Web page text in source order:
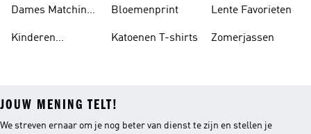
Dames Matching
Kinderen
Bloemenprint
Katoenen T-shirts
Lente Favorieten
Zomerjassen
JOUW MENING TELT!
We streven ernaar om je nog beter van dienst te zijn en stellen je